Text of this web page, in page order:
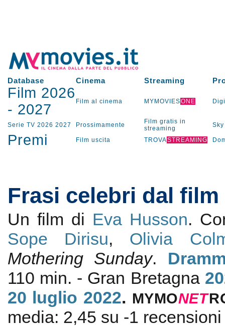
Database Cinema Streaming
Film 2026
- 2027 Film al cinema MYMOVIESONE
Serie TV 2026 2027 Prossimamente
Film gratis in
streaming
Sky
Premi Film uscita TROVASTREAMING
Frasi celebri dal
Un film di Eva Husson.
Sope Dirisu, Olivia
Mothering Sunday.
110 min. - Gran Bretagna
20 luglio 2022. MYMONET
media: 2,45 su -1